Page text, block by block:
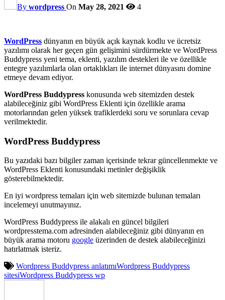
By wordpress On May 28, 2021 4
WordPress dünyanın en büyük açık kaynak kodlu ve ücretsiz
yazılımı olarak her geçen gün gelişimini sürdürmekte ve WordPress
Buddypress yeni tema, eklenti, yazılım destekleri ile ve özellikle
entegre yazılımlarla olan ortaklıkları ile internet dünyasını domine
etmeye devam ediyor.
WordPress Buddypress konusunda web sitemizden destek
alabileceğiniz gibi WordPress Eklenti için özellikle arama
motorlarından gelen yüksek trafiklerdeki soru ve sorunlara cevap
verilmektedir.
WordPress Buddypress
Bu yazıdaki bazı bilgiler zaman içerisinde tekrar güncellenmekte ve
WordPress Eklenti konusundaki metinler değişiklik
gösterebilmektedir.
En iyi wordpress temaları için web sitemizde bulunan temaları
incelemeyi unutmayınız.
WordPress Buddypress ile alakalı en güncel bilgileri
wordpresstema.com adresinden alabileceğiniz gibi dünyanın en
büyük arama motoru google üzerinden de destek alabileceğinizi
hatırlatmak isteriz.
Wordpress Buddypress anlatımıWordpress Buddypress
sitesiWordpress Buddypress wp